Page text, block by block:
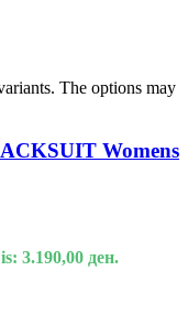
The options may
Womens
3.190,00 ден.